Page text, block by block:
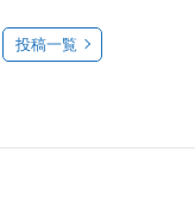
投稿一覧